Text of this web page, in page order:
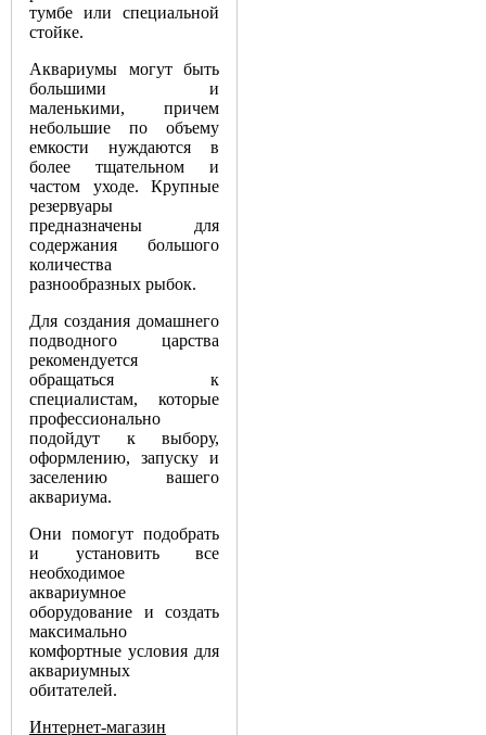
тумбе или специальной
стойке.
Аквариумы могут быть
большими и
маленькими, причем
небольшие по объему
емкости нуждаются в
более тщательном и
частом уходе. Крупные
резервуары
предназначены для
содержания большого
количества
разнообразных рыбок.
Для создания домашнего
подводного царства
рекомендуется
обращаться к
специалистам, которые
профессионально
подойдут к выбору,
оформлению, запуску и
заселению вашего
аквариума.
Они помогут подобрать
и установить все
необходимое
аквариумное
оборудование и создать
максимально
комфортные условия для
аквариумных
обитателей.
Интернет-магазин